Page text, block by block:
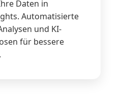
Daten in
Automatisierte
und KI-
für bessere